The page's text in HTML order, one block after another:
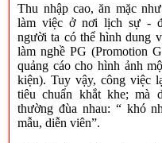
Thu nhập cao, ăn mặc
làm việc ở nơi lịch sự -
người ta có thể hình dung
làm nghề PG (Promotion
quảng cáo cho hình ảnh
kiện). Tuy vậy, công việc
tiêu chuẩn khắt khe; mà
thường đùa nhau: “ khó
mẫu, diễn viên”.